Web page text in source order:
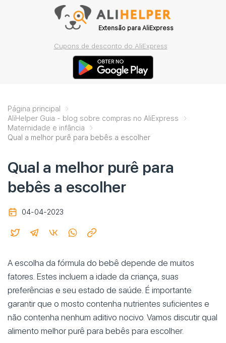
Extensão para AliExpress
Cupons de desconto do AliExpress
Página principal
AliHelper Guia - blog sobre compras no AliExpress
Maternidade e infância
Qual a melhor purê para bebês a escolher
Qual a melhor purê para
bebês a escolher
04-04-2023
A escolha da fórmula do bebê depende de muitos
fatores. Estes incluem a idade da criança, suas
preferências e seu estado de saúde. É importante
garantir que o mosto contenha nutrientes suficientes e
não contenha nenhum aditivo nocivo. Vamos discutir qual
alimento melhor purê para bebês para escolher.